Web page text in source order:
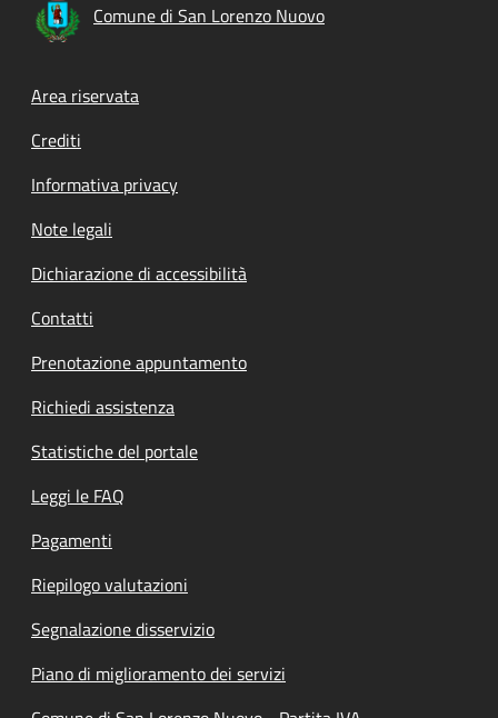
Comune di San Lorenzo Nuovo
Footer menu
Area riservata
Crediti
Informativa privacy
Note legali
Dichiarazione di accessibilità
Contatti
Prenotazione appuntamento
Richiedi assistenza
Statistiche del portale
Leggi le FAQ
Pagamenti
Riepilogo valutazioni
Segnalazione disservizio
Piano di miglioramento dei servizi